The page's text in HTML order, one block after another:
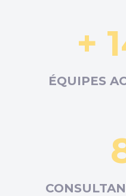
+
ÉQUIPES